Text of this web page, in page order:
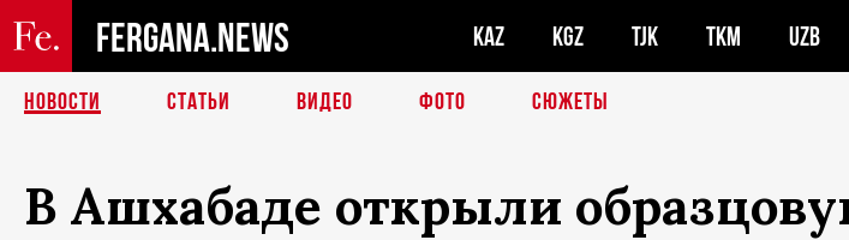
FERGANA.NEWS KAZ KGZ TJK TKM UZB
НОВОСТИ СТАТЬИ ВИДЕО ФОТО СЮЖЕТЫ
В Ашхабаде открыли